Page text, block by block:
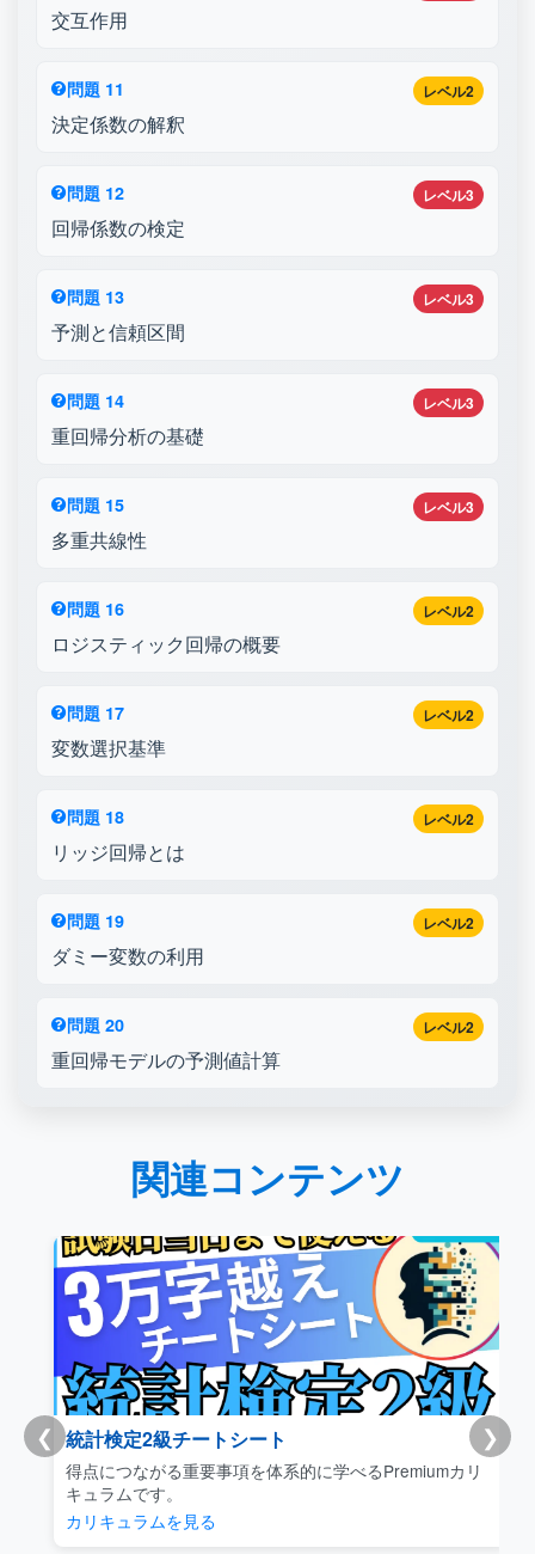
交互作用
レベル2
問題 11
決定係数の解釈
レベル3
問題 12
回帰係数の検定
レベル3
問題 13
予測と信頼区間
レベル3
問題 14
重回帰分析の基礎
レベル3
問題 15
多重共線性
レベル2
問題 16
ロジスティック回帰の概要
レベル2
問題 17
変数選択基準
レベル2
問題 18
リッジ回帰とは
レベル2
問題 19
ダミー変数の利用
レベル2
問題 20
重回帰モデルの予測値計算
関連コンテンツ
❮ ❯
統計検定2級チートシート
得点につながる重要事項を体系的に学べるPremiumカリ
キュラムです。
カリキュラムを見る